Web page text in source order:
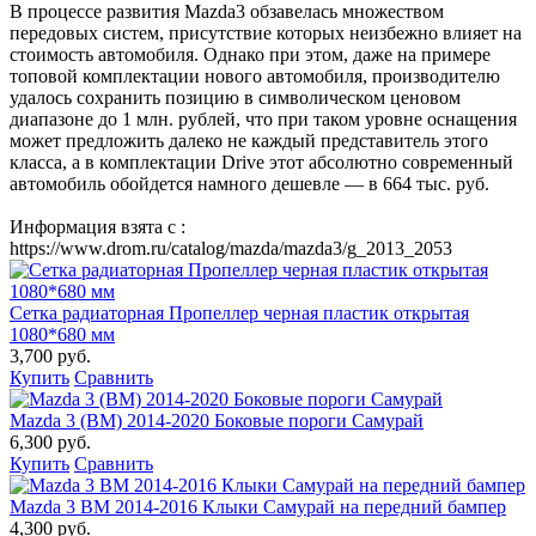
В процессе развития Mazda3 обзавелась множеством
передовых систем, присутствие которых неизбежно влияет на
стоимость автомобиля. Однако при этом, даже на примере
топовой комплектации нового автомобиля, производителю
удалось сохранить позицию в символическом ценовом
диапазоне до 1 млн. рублей, что при таком уровне оснащения
может предложить далеко не каждый представитель этого
класса, а в комплектации Drive этот абсолютно современный
автомобиль обойдется намного дешевле — в 664 тыс. руб.
Информация взята с :
https://www.drom.ru/catalog/mazda/mazda3/g_2013_2053
Сетка радиаторная Пропеллер черная пластик открытая
1080*680 мм
3,700 руб.
Купить Сравнить
Mazda 3 (BM) 2014-2020 Боковые пороги Самурай
6,300 руб.
Купить Сравнить
Mazda 3 BM 2014-2016 Клыки Самурай на передний бампер
4,300 руб.